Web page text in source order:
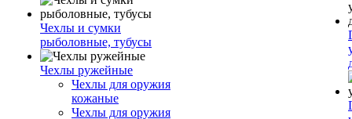
Чехлы и сумки
рыболовные, тубусы
Чехлы ружейные
Чехлы для оружия
кожаные
Чехлы для оружия